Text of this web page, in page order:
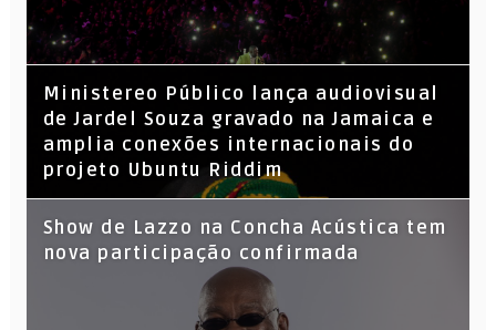
​Ministereo Público lança audiovisual
de Jardel Souza gravado na Jamaica e
amplia conexões internacionais do
projeto Ubuntu Riddim
Show de Lazzo na Concha Acústica tem
nova participação confirmada